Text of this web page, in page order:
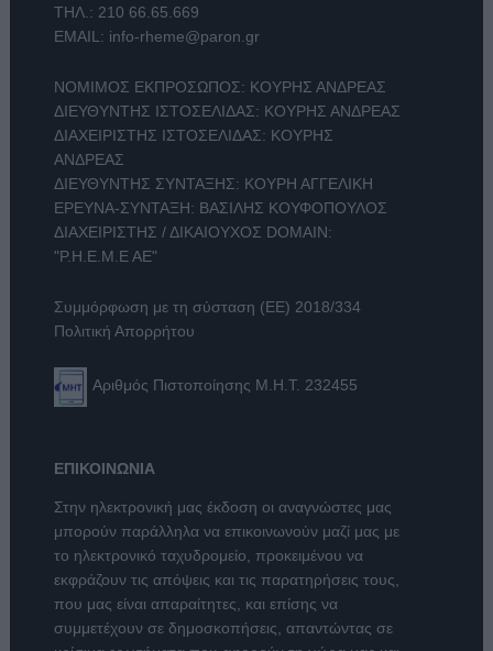
ΤΗΛ.: 210 66.65.669
EMAIL: info-rheme@paron.gr
ΝΟΜΙΜΟΣ ΕΚΠΡΟΣΩΠΟΣ: ΚΟΥΡΗΣ ΑΝΔΡΕΑΣ
ΔΙΕΥΘΥΝΤΗΣ ΙΣΤΟΣΕΛΙΔΑΣ: ΚΟΥΡΗΣ ΑΝΔΡΕΑΣ
ΔΙΑΧΕΙΡΙΣΤΗΣ ΙΣΤΟΣΕΛΙΔΑΣ: ΚΟΥΡΗΣ
ΑΝΔΡΕΑΣ
ΔΙΕΥΘΥΝΤΗΣ ΣΥΝΤΑΞΗΣ: ΚΟΥΡΗ ΑΓΓΕΛΙΚΗ
ΕΡΕΥΝΑ-ΣΥΝΤΑΞΗ: ΒΑΣΙΛΗΣ ΚΟΥΦΟΠΟΥΛΟΣ
ΔΙΑΧΕΙΡΙΣΤΗΣ / ΔΙΚΑΙΟΥΧΟΣ DOMAIN:
"Ρ.Η.Ε.Μ.Ε ΑΕ"
Συμμόρφωση με τη σύσταση (ΕΕ) 2018/334
Πολιτική Απορρήτου
Αριθμός Πιστοποίησης Μ.Η.Τ. 232455
ΕΠΙΚΟΙΝΩΝΙΑ
Στην ηλεκτρονική μας έκδοση οι αναγνώστες μας
μπορούν παράλληλα να επικοινωνούν μαζί μας με
το ηλεκτρονικό ταχυδρομείο, προκειμένου να
εκφράζουν τις απόψεις και τις παρατηρήσεις τους,
που μας είναι απαραίτητες, και επίσης να
συμμετέχουν σε δημοσκοπήσεις, απαντώντας σε